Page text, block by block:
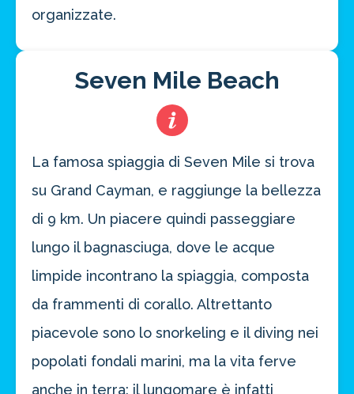
organizzate.
Seven Mile Beach
La famosa spiaggia di Seven Mile si trova
su Grand Cayman, e raggiunge la bellezza
di 9 km. Un piacere quindi passeggiare
lungo il bagnasciuga, dove le acque
limpide incontrano la spiaggia, composta
da frammenti di corallo. Altrettanto
piacevole sono lo snorkeling e il diving nei
popolati fondali marini, ma la vita ferve
anche in terra: il lungomare è infatti